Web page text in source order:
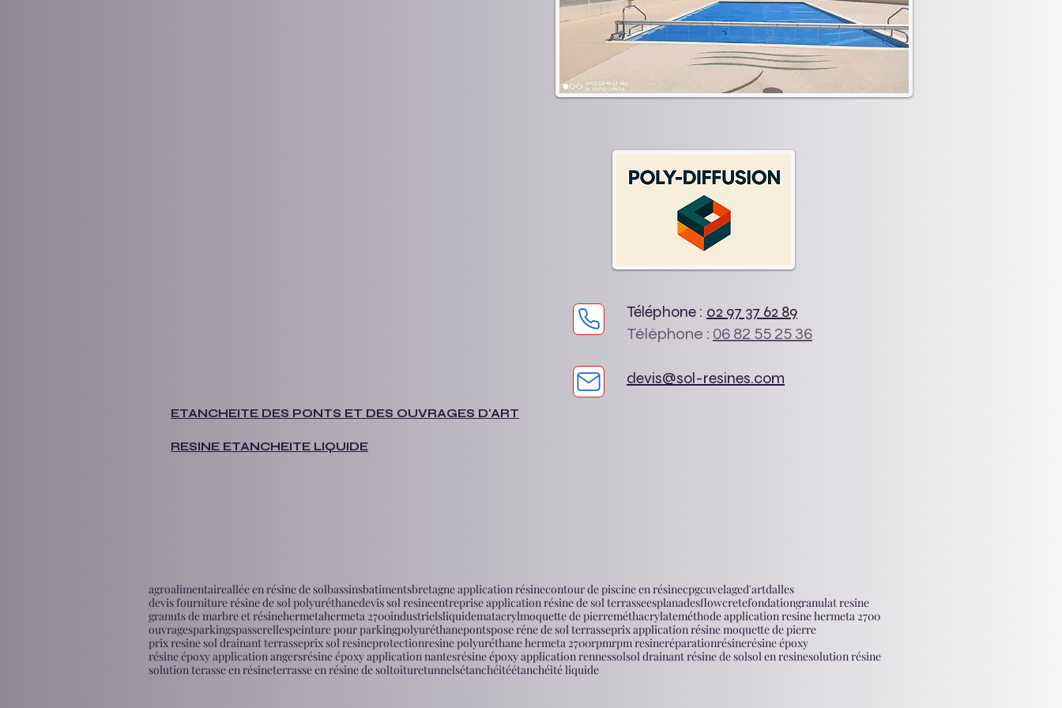
Téléphone : 02 97 37 62 89
Téléphone : 06 82 55 25 36
devis@sol-resines.com
ETANCHEITE DES PONTS ET DES OUVRAGES D'ART
RESINE ETANCHEITE LIQUIDE
agroalimentaireallée en résine de solbassinsbatimentsbretagne application résinecontour de piscine en résinecpgcuvelaged'artdalles
devis fourniture résine de sol polyuréthanedevis sol resineentreprise application résine de sol terrasseesplanadesflowcretefondationgranulat resine
granuts de marbre et résinehermetahermeta 2700industrielsliquidematacrylmoquette de pierreméthacrylateméthode application resine hermeta 2700
ouvragesparkingspasserellespeinture pour parkingpolyuréthanepontspose réne de sol terrasseprix application résine moquette de pierre
prix resine sol drainant terrasseprix sol resineprotectionresine polyuréthane hermeta 2700rpmrpm resineréparationrésinerésine époxy
résine époxy application angersrésine époxy application nantesrésine époxy application rennessolsol drainant résine de solsol en resinesolution résine
solution terasse en résineterrasse en résine de soltoituretunnelsétanchéitéétanchéité liquide